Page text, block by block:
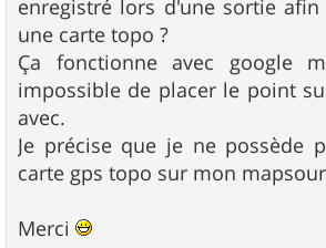
enregistré lors d'une sortie
une carte topo ?
Ça fonctionne avec google
impossible de placer le point
avec.
Je précise que je ne possède
carte gps topo sur mon
Merci